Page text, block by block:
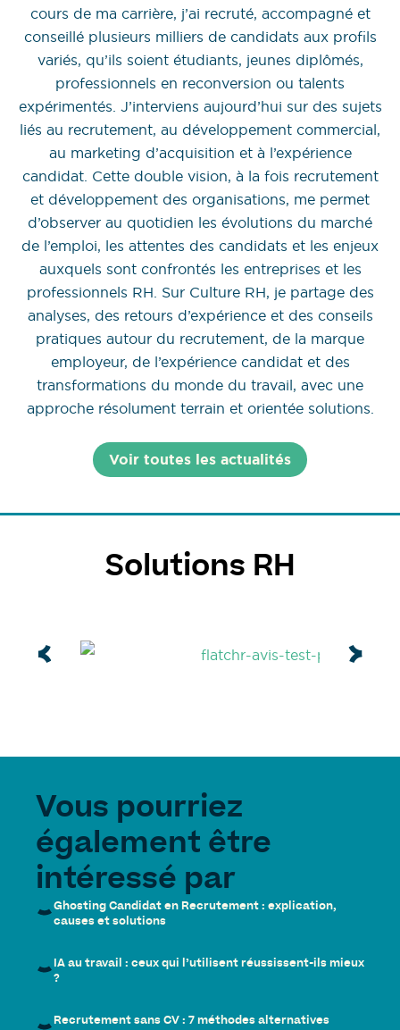
cours de ma carrière, j’ai recruté, accompagné et
conseillé plusieurs milliers de candidats aux profils
variés, qu’ils soient étudiants, jeunes diplômés,
professionnels en reconversion ou talents
expérimentés. J’interviens aujourd’hui sur des sujets
liés au recrutement, au développement commercial,
au marketing d’acquisition et à l’expérience
candidat. Cette double vision, à la fois recrutement
et développement des organisations, me permet
d’observer au quotidien les évolutions du marché
de l’emploi, les attentes des candidats et les enjeux
auxquels sont confrontés les entreprises et les
professionnels RH. Sur Culture RH, je partage des
analyses, des retours d’expérience et des conseils
pratiques autour du recrutement, de la marque
employeur, de l’expérience candidat et des
transformations du monde du travail, avec une
approche résolument terrain et orientée solutions.
Voir toutes les actualités
Solutions RH
Vous pourriez
également être
intéressé par
Ghosting Candidat en Recrutement : explication,
causes et solutions
IA au travail : ceux qui l’utilisent réussissent-ils mieux
?
Recrutement sans CV : 7 méthodes alternatives